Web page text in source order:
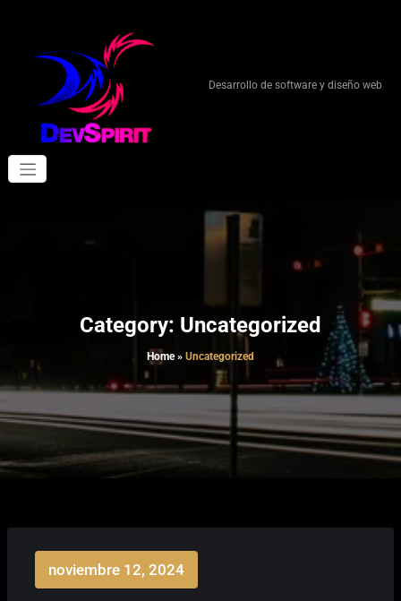
Desarrollo de software y diseño web
Category: Uncategorized
Home» Uncategorized
noviembre 12, 2024